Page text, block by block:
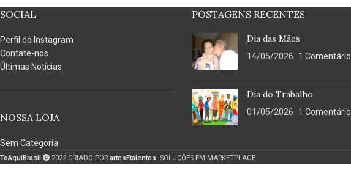
SOCIAL
Perfil do Instagram
Contate-nos
Últimas Notícias
NOSSA LOJA
Sem Categoria
POSTAGENS RECENTES
Dia das Mães
14/05/2026 1 Comentário
Dia do Trabalho
01/05/2026 1 Comentário
ToAquiBrasil 2022 CRIADO POR artesEtalentos. SOLUÇÕES EM MARKETPLACE.